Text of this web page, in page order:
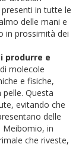
in tutte le
delle mani e
in prossimità dei
produrre e
molecole
e fisiche,
Questa
evitando che
delle
Meibomio, in
che riveste,